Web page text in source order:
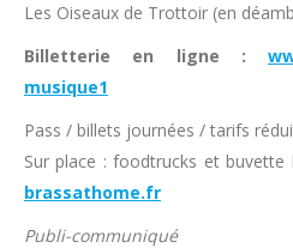
Les Oiseaux de Trottoir (en
Billetterie en ligne :
musique1
Pass / billets journées / tarifs
Sur place : foodtrucks et buvette
brassathome.fr
Publi-communiqué